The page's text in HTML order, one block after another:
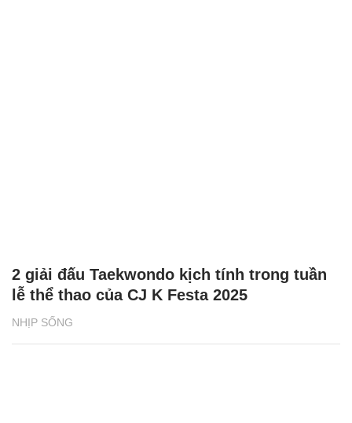
NHỊP SỐNG
2 giải đấu Taekwondo kịch tính trong tuần
lễ thể thao của CJ K Festa 2025